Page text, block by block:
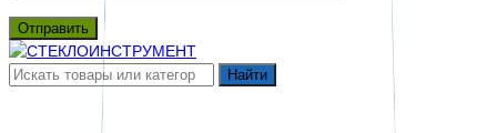
Отправить
Найти